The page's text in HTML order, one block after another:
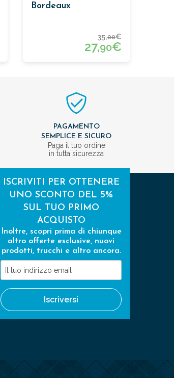
Bordeaux
35,00€
27,90€
PAGAMENTO
SEMPLICE E SICURO
Paga il tuo ordine
in tutta sicurezza
ISCRIVITI PER OTTENERE
UNO SCONTO DEL 5%
SUL TUO PRIMO
ACQUISTO
Inoltre, scopri prima di chiunque
altro offerte esclusive, nuovi
prodotti, trucchi e altro ancora.
tuo
indirizzo
email
Iscriversi